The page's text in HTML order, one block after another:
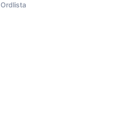
Ordlista